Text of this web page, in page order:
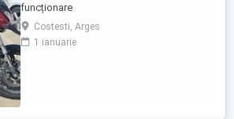
funcționare
Costesti, Arges
1 ianuarie